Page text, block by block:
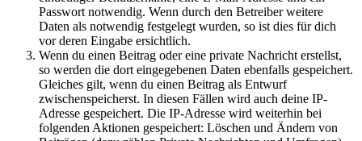
Passwort notwendig. Wenn durch den Betreiber weitere
Daten als notwendig festgelegt wurden, so ist dies für dich
vor deren Eingabe ersichtlich.
Wenn du einen Beitrag oder eine private Nachricht erstellst,
so werden die dort eingegebenen Daten ebenfalls gespeichert.
Gleiches gilt, wenn du einen Beitrag als Entwurf
zwischenspeicherst. In diesen Fällen wird auch deine IP-
Adresse gespeichert. Die IP-Adresse wird weiterhin bei
folgenden Aktionen gespeichert: Löschen und Ändern von